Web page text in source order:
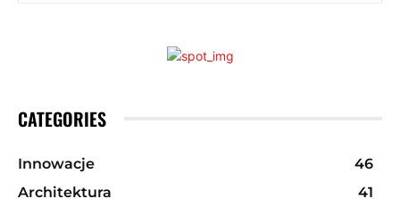
CATEGORIES
Innowacje
46
Architektura
41